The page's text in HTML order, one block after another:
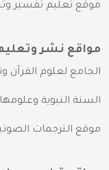
موقع تعليم تفسير
مواقع نشر وتعليم
الجامع لعلوم القرآن
السنة النبوية وعلومها
موقع الترجمات